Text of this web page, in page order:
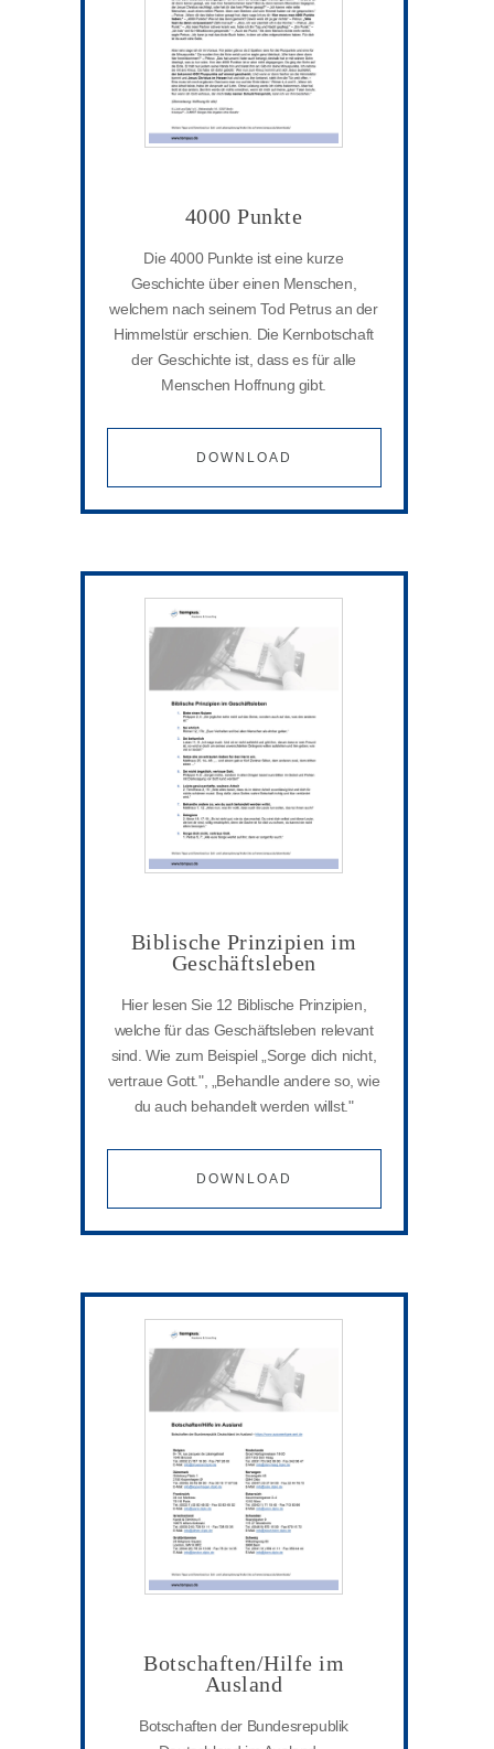
4000 Punkte
Die 4000 Punkte ist eine kurze
Geschichte über einen Menschen,
welchem nach seinem Tod Petrus an der
Himmelstür erschien. Die Kernbotschaft
der Geschichte ist, dass es für alle
Menschen Hoffnung gibt.
DOWNLOAD
Biblische Prinzipien im
Geschäftsleben
Hier lesen Sie 12 Biblische Prinzipien,
welche für das Geschäftsleben relevant
sind. Wie zum Beispiel „Sorge dich nicht,
vertraue Gott.", „Behandle andere so, wie
du auch behandelt werden willst."
DOWNLOAD
Botschaften/Hilfe im
Ausland
Botschaften der Bundesrepublik